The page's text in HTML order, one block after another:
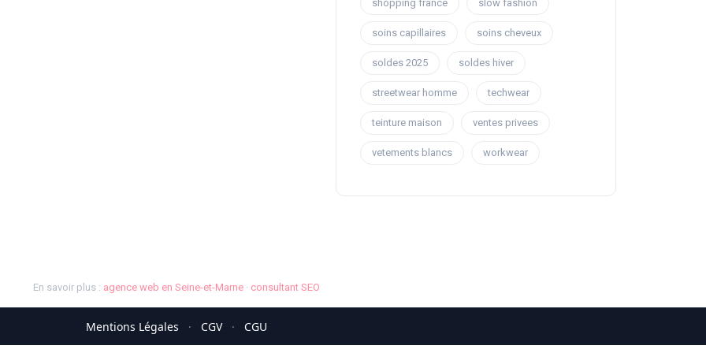
shopping france slow fashion
soins capillaires soins cheveux
soldes 2025 soldes hiver
streetwear homme techwear
teinture maison ventes privees
vetements blancs workwear
En savoir plus : agence web en Seine-et-Marne · consultant SEO
Mentions Légales · CGV · CGU